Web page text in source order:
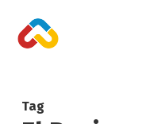
main
Tag